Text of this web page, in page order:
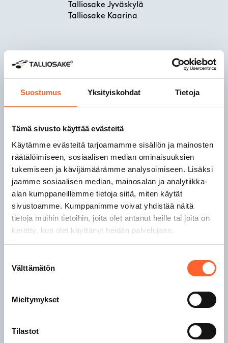
Suostumus Yksityiskohdat Tietoja
Tämä sivusto käyttää evästeitä
Käytämme evästeitä tarjoamamme sisällön ja mainosten
räätälöimiseen, sosiaalisen median ominaisuuksien
tukemiseen ja kävijämäärämme analysoimiseen. Lisäksi
jaamme sosiaalisen median, mainosalan ja analytiikka-
alan kumppaneillemme tietoja siitä, miten käytät
sivustoamme. Kumppanimme voivat yhdistää näitä
tietoja muihin tietoihin, joita olet antanut heille tai joita on
kerätty, kun olet käyttänyt heidän palvelujaan.
Tietosuojaseloste
valinta
Välttämätön
Mieltymykset
Tilastot
Talliosake Jyväskylä
Talliosake Kaarina
Talliosake Kempele
Talliosake Kerava
Talliosake Kirkkonummi
Talliosake Kuopio
Talliosake Lohja
Talliosake Nokia
Talliosake Nurmijärvi
Talliosake Oulu
Talliosake Pirkkala
Talliosake Porvoo
Talliosake Raisio